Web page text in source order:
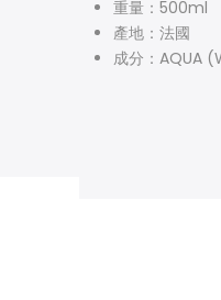
重量：500ml
產地：法國
成分： AQUA